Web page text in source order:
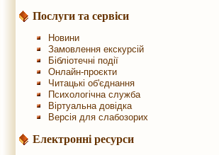
Послуги та сервіси
Новини
Замовлення екскурсій
Бібліотечні події
Онлайн-проєкти
Читацькі об'єднання
Психологічна служба
Віртуальна довідка
Версія для слабозорих
Електронні ресурси